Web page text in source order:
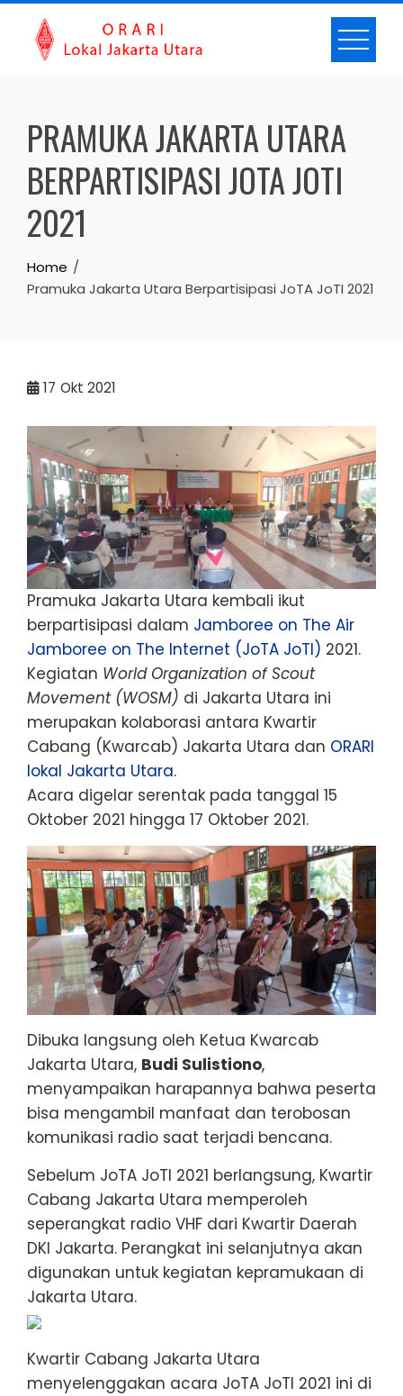
Skip
content
PRAMUKA JAKARTA UTARA
BERPARTISIPASI JOTA JOTI
2021
Home
Pramuka Jakarta Utara Berpartisipasi JoTA JoTI 2021
17 Okt 2021
Pramuka Jakarta Utara kembali ikut
berpartisipasi dalam Jamboree on The Air
Jamboree on The Internet (JoTA JoTI) 2021.
Kegiatan World Organization of Scout
Movement (WOSM) di Jakarta Utara ini
merupakan kolaborasi antara Kwartir
Cabang (Kwarcab) Jakarta Utara dan ORARI
lokal Jakarta Utara.
Acara digelar serentak pada tanggal 15
Oktober 2021 hingga 17 Oktober 2021.
Dibuka langsung oleh Ketua Kwarcab
Jakarta Utara, Budi Sulistiono,
menyampaikan harapannya bahwa peserta
bisa mengambil manfaat dan terobosan
komunikasi radio saat terjadi bencana.
Sebelum JoTA JoTI 2021 berlangsung, Kwartir
Cabang Jakarta Utara memperoleh
seperangkat radio VHF dari Kwartir Daerah
DKI Jakarta. Perangkat ini selanjutnya akan
digunakan untuk kegiatan kepramukaan di
Jakarta Utara.
Kwartir Cabang Jakarta Utara
menyelenggakan acara JoTA JoTI 2021 ini di